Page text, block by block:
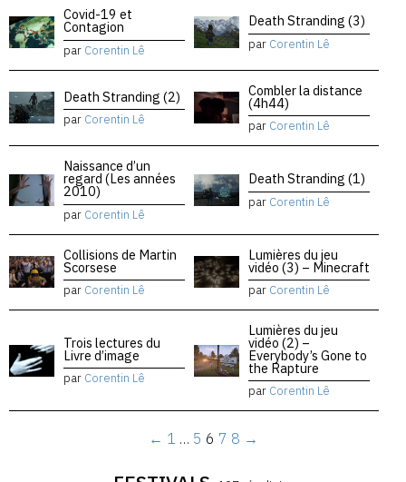
Covid-19 et
Contagion
par Corentin Lê
Death Stranding (3)
par Corentin Lê
Death Stranding (2)
par Corentin Lê
Combler la distance
(4h44)
par Corentin Lê
Naissance d’un
regard (Les années
2010)
par Corentin Lê
Death Stranding (1)
par Corentin Lê
Collisions de Martin
Scorsese
par Corentin Lê
Lumières du jeu
vidéo (3) – Minecraft
par Corentin Lê
Trois lectures du
Livre d’image
par Corentin Lê
Lumières du jeu
vidéo (2) –
Everybody’s Gone to
the Rapture
par Corentin Lê
← 1 … 5 6 7 8 →